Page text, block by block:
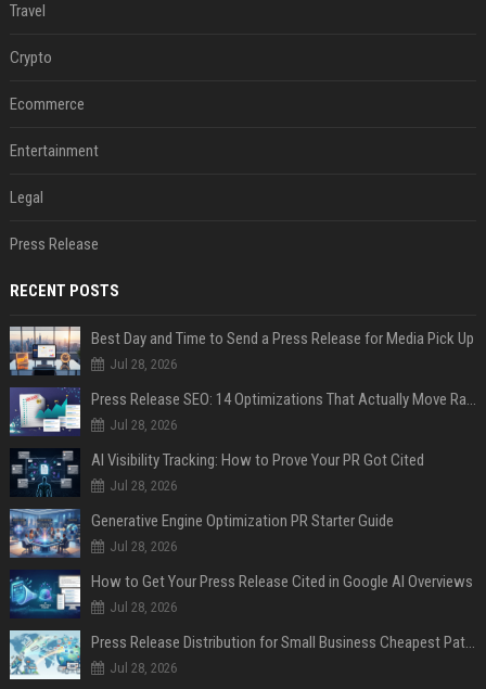
Travel
Crypto
Ecommerce
Entertainment
Legal
Press Release
RECENT POSTS
Best Day and Time to Send a Press Release for Media Pick Up
Jul 28, 2026
Press Release SEO: 14 Optimizations That Actually Move Rankings
Jul 28, 2026
AI Visibility Tracking: How to Prove Your PR Got Cited
Jul 28, 2026
Generative Engine Optimization PR Starter Guide
Jul 28, 2026
How to Get Your Press Release Cited in Google AI Overviews
Jul 28, 2026
Press Release Distribution for Small Business Cheapest Path to Real Coverage
Jul 28, 2026